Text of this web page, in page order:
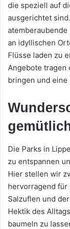
die speziell auf
ausgerichtet
an idyllischen
Flüsse laden zu
Angebote tragen
bringen und eine
Die Parks in
zu entspannen
Hier stellen wir
hervorragend für
Salzuflen und
Hektik des
baumeln zu